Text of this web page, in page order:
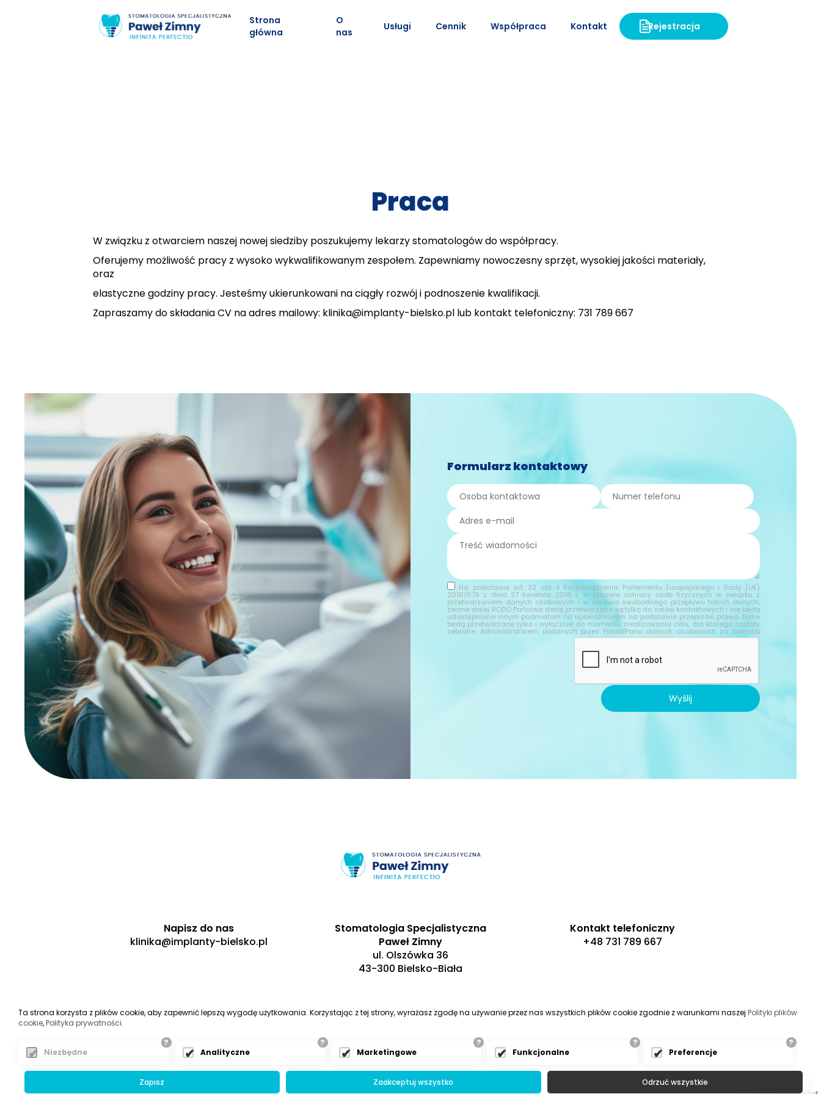
Strona
główna
O
nas
Usługi Cennik Współpraca Kontakt Rejestracja
Praca
W związku z otwarciem naszej nowej siedziby poszukujemy lekarzy stomatologów do współpracy.
Oferujemy możliwość pracy z wysoko wykwalifikowanym zespołem. Zapewniamy nowoczesny sprzęt, wysokiej jakości materiały,
oraz
elastyczne godziny pracy. Jesteśmy ukierunkowani na ciągły rozwój i podnoszenie kwalifikacji.
Zapraszamy do składania CV na adres mailowy: klinika@implanty-bielsko.pl lub kontakt telefoniczny: 731 789 667
Formularz kontaktowy
Na podstawie art. 32 ust 4 Rozporządzenia Parlamentu Europejskiego i Rady (UE)
2016/679 z dnia 27 kwietnia 2016 r. w sprawie ochrony osób fizycznych w związku z
przetwarzaniem danych osobowych i w sprawie swobodnego przepływu takich danych,
zwane dalej RODO Państwa dane przetwarzane są tylko do celów kontaktowych i nie będą
udostępniane innym podmiotom niż upoważnionym na podstawie przepisów prawa. Dane
będą przetwarzane tylko i wyłącznie do momentu zrealizowania celu, dla którego zostały
zebrane. Administratorem podanych przez Panią/Pana danych osobowych za pomocą
formularza kontaktowego jest Firma "TWOJA FIRMA " z siedzibą w ADRES TWOJEJ FIRMY.
wyraża Pani/Pan zgodę na przetwarzanie swoich danych osobowych takich jak: imię,
nazwisko, nazwa firmy, adres mailowy i telefon. Ma Pan/Pani prawo dostępu do swoich
danych osobowych, ich sprostowania, usunięcia lub ograniczenia przetwarzania, a także
danych osobowych, przysługuje Panu/Pani prawo złożenia skargi do Prezesa Urzędu
Wyślij
Napisz do nas
klinika@implanty-bielsko.pl
Stomatologia Specjalistyczna
Paweł Zimny
ul. Olszówka 36
43-300 Bielsko-Biała
Kontakt telefoniczny
+48 731 789 667
Ta strona korzysta z plików cookie, aby zapewnić lepszą wygodę użytkowania. Korzystając z tej strony, wyrażasz zgodę na używanie przez nas wszystkich plików cookie zgodnie z warunkami naszej Polityki plików
cookie,Polityka prywatności.
?
Niezbędne
?
Analityczne
?
Marketingowe
?
Funkcjonalne
?
Preferencje
Zapisz Zaakceptuj wszystko Odrzuć wszystkie